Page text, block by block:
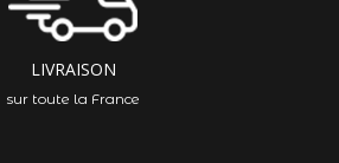
LIVRAISON
sur toute la France